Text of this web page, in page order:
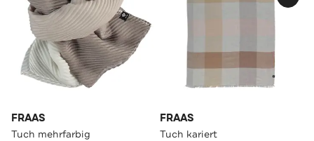
FRAAS
Tuch mehrfarbig
FRAAS
Tuch kariert